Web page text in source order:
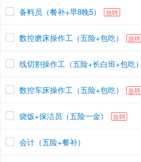
备料员（餐补+早8晚5） 急聘
数控磨床操作工（五险+包吃） 急聘
线切割操作工（五险+长白班+包吃）
数控车床操作工（五险+包吃） 急聘
烧饭+保洁员（五险一金） 急聘
会计（五险+餐补）